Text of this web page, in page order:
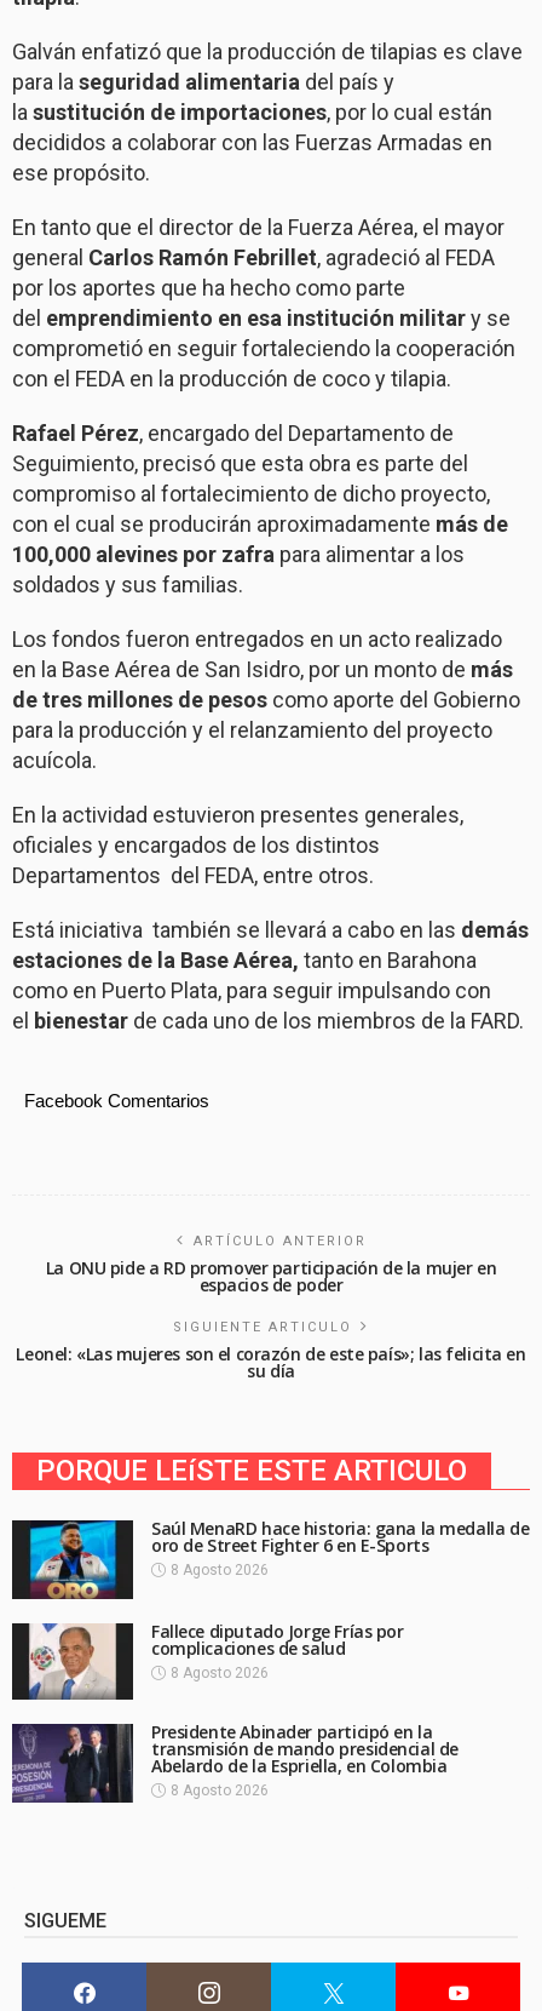
Galván enfatizó que la producción de tilapias es clave
para la seguridad alimentaria del país y
la sustitución de importaciones, por lo cual están
decididos a colaborar con las Fuerzas Armadas en
ese propósito.
En tanto que el director de la Fuerza Aérea, el mayor
general Carlos Ramón Febrillet, agradeció al FEDA
por los aportes que ha hecho como parte
del emprendimiento en esa institución military se
comprometió en seguir fortaleciendo la cooperación
con el FEDA en la producción de coco y tilapia.
Rafael Pérez, encargado del Departamento de
Seguimiento, precisó que esta obra es parte del
compromiso al fortalecimiento de dicho proyecto,
con el cual se producirán aproximadamente más de
100,000 alevines por zafra para alimentar a los
soldados y sus familias.
Los fondos fueron entregados en un acto realizado
en la Base Aérea de San Isidro, por un monto de más
de tres millones de pesos como aporte del Gobierno
para la producción y el relanzamiento del proyecto
acuícola.
En la actividad estuvieron presentes generales,
oficiales y encargados de los distintos
Departamentos del FEDA, entre otros.
Está iniciativa también se llevará a cabo en las demás
estaciones de la Base Aérea, tanto en Barahona
como en Puerto Plata, para seguir impulsando con
el bienestar de cada uno de los miembros de la FARD.
Facebook Comentarios
ARTÍCULO ANTERIOR
La ONU pide a RD promover participación de la mujer en
espacios de poder
SIGUIENTE ARTICULO
Leonel: «Las mujeres son el corazón de este país»; las felicita en
su día
PORQUE LEíSTE ESTE ARTICULO
Saúl MenaRD hace historia: gana la medalla de
oro de Street Fighter 6 en E-Sports
8 Agosto 2026
Fallece diputado Jorge Frías por
complicaciones de salud
8 Agosto 2026
Presidente Abinader participó en la
transmisión de mando presidencial de
Abelardo de la Espriella, en Colombia
8 Agosto 2026
SIGUEME